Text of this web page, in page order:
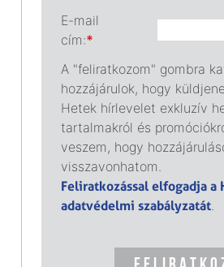
E-mail
cím:*
A "feliratkozom" gombra
hozzájárulok, hogy
Hetek hírlevelet exkluzív
tartalmakról és
veszem, hogy
visszavonhatom.
Feliratkozással elfogadja a
adatvédelmi szabályzatát